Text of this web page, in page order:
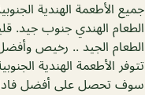
جميع الأطعمة الهندية
الطعام الهندي جنوب جيد.
الطعام الجيد .. رخيص
تتوفر الأطعمة الهندية
سوف تحصل على أفضل فادا